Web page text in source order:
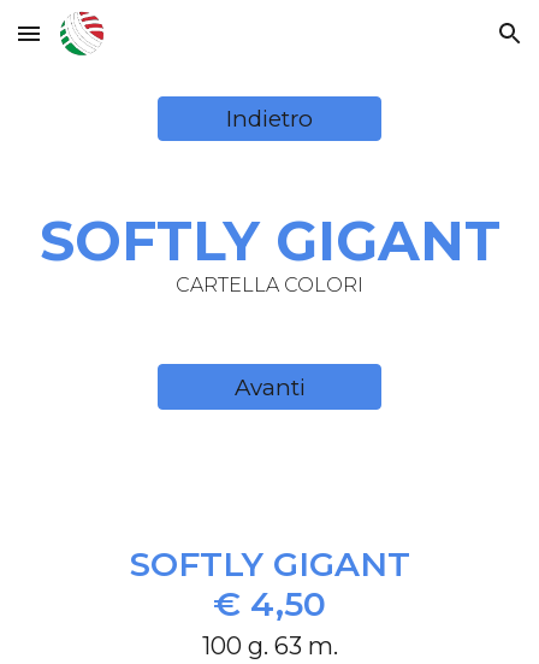
Skip to main content Skip to navigation
Indietro
SOFTLY GIGANT
CARTELLA COLORI
Avanti
SOFTLY GIGANT
€ 4,50
100 g. 63 m.